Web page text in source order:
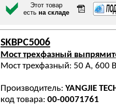
Этот товар
есть на складе
SKBPC5006
Мост трехфазный
Мост трехфазный: 50 А, 600 В
Производитель: YANGJIE
код товара: 00-00071761